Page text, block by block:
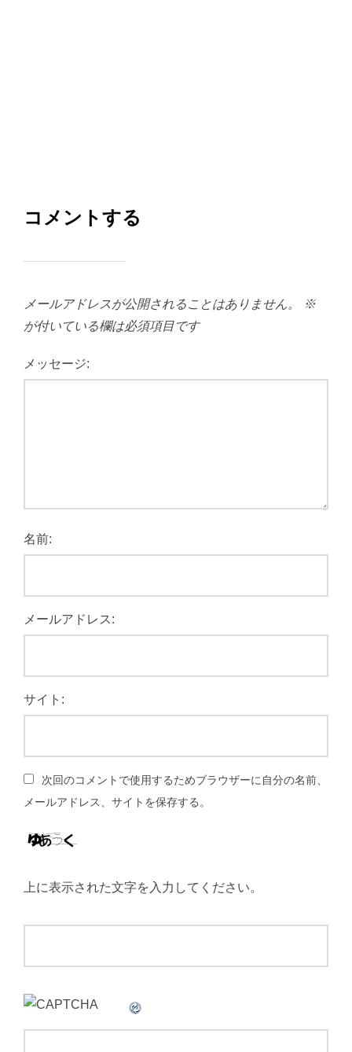
コメントする
メールアドレスが公開されることはありません。
※
が付いている欄は必須項目です
メッセージ:
名前:
メールアドレス:
サイト:
次回のコメントで使用するためブラウザーに自分の名前、
メールアドレス、サイトを保存する。
上に表示された文字を入力してください。